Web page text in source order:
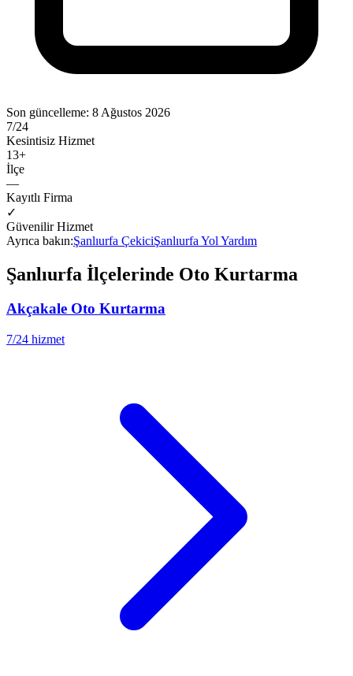
Son güncelleme: 8 Ağustos 2026
7/24
Kesintisiz Hizmet
13+
İlçe
—
Kayıtlı Firma
✓
Güvenilir Hizmet
Ayrıca bakın:Şanlıurfa ÇekiciŞanlıurfa Yol Yardım
Şanlıurfa İlçelerinde Oto Kurtarma
Akçakale Oto Kurtarma
7/24 hizmet